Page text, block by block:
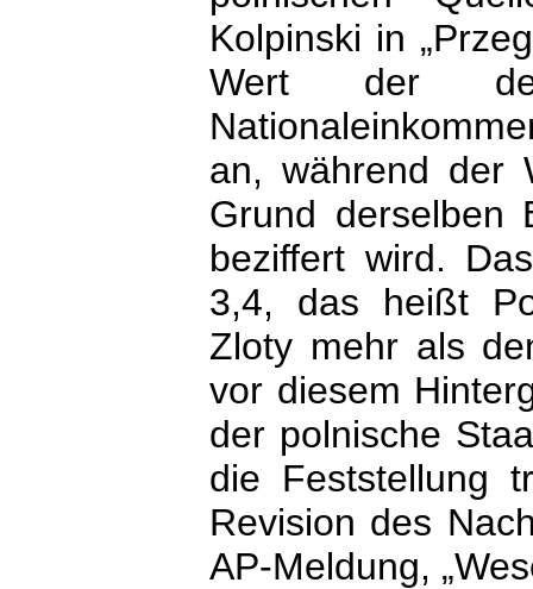
Kolpinski in
Wert der
an, während der
Grund derselben
beziffert wird.
3,4, das heißt
Zloty mehr als
vor diesem
der polnische
die Feststellung
Revision des
AP-Meldung,